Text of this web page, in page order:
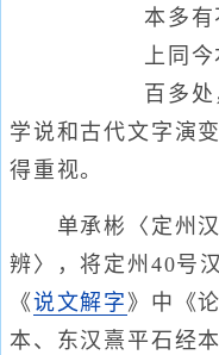
本多
上同
百多
学说和古代文字演
得重视。
单承彬〈定州汉
辨〉，将定州40号
《说文解字 》中《
本、东汉熹平石经